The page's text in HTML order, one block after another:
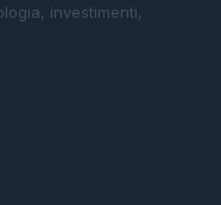
investimenti,